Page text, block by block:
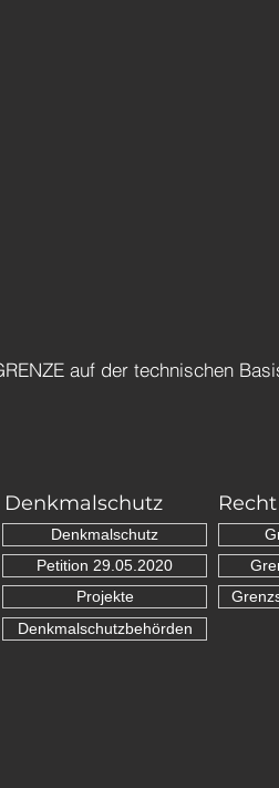
auf der technischen
Denkmalschutz
Denkmalschutz
Petition 29.05.2020
Projekte
Recht
Denkmalschutzbehörden